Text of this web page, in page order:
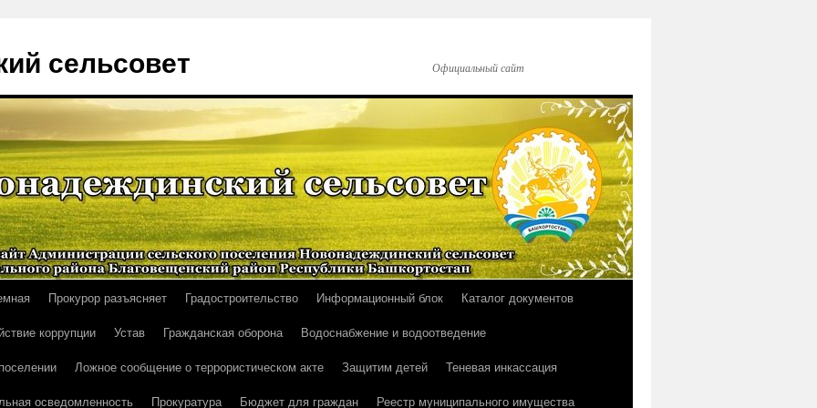
сельсовет Официальный сайт
Прокурор разъясняет Градостроительство Информационный блок
Каталог документов
коррупции Устав Гражданская оборона
Водоснабжение и водоотведение
Ложное сообщение о террористическом акте Защитим детей
Теневая инкассация
осведомленность Прокуратура Бюджет для граждан
Реестр муниципального имущества